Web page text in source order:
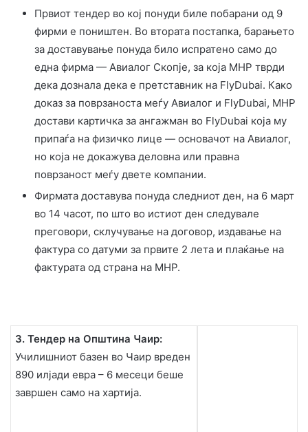
Првиот тендер во кој понуди биле побарани од 9
фирми е поништен. Во втората постапка, барањето
за доставување понуда било испратено само до
една фирма — Авиалог Скопје, за која МНР тврди
дека дознала дека е претставник на FlyDubai. Како
доказ за поврзаноста меѓу Авиалог и FlyDubai, МНР
достави картичка за ангажман во FlyDubai која му
припаѓа на физичко лице — основачот на Авиалог,
но која не докажува деловна или правна
поврзаност меѓу двете компании.
Фирмата доставува понуда следниот ден, на 6 март
во 14 часот, по што во истиот ден следувале
преговори, склучување на договор, издавање на
фактура со датуми за првите 2 лета и плаќање на
фактурата од страна на МНР.
3. Тендер на Општина Чаир:
Училишниот базен во Чаир вреден
890 илјади евра – 6 месеци беше
завршен само на хартија.